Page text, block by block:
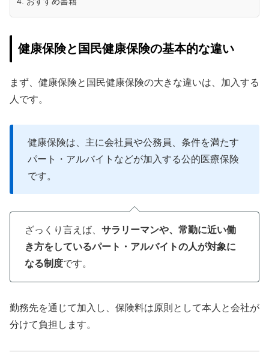
健康保険と国民健康保険の基本的な違い
まず、健康保険と国民健康保険の大きな違いは、加入する
人です。
健康保険は、主に会社員や公務員、条件を満たす
パート・アルバイトなどが加入する公的医療保険
です。
ざっくり言えば、 サラリーマンや、常勤に近い働
き方をしているパート・アルバイトの人が対象に
なる制度です。
勤務先を通じて加入し、保険料は原則として本人と会社が
分けて負担します。